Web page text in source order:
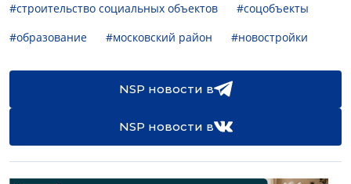
#строительство социальных объектов
#соцобъекты
#образование
#московский район #новостройки
NSP новости в
NSP новости в